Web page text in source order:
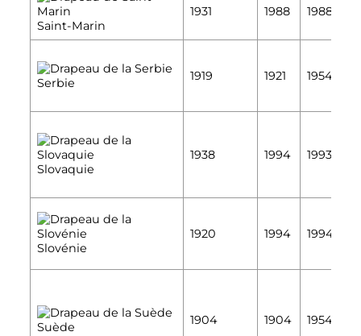
Saint-Marin
1931 1988 1988
Serbie 1919 1921 1954
Slovaquie
1938 1994 1993
Slovénie
1920 1994 1994
Suède 1904 1904 1954